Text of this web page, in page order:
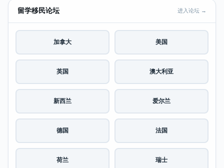
留学移民论坛 进入论坛 →
加拿大 美国
英国 澳大利亚
新西兰 爱尔兰
德国 法国
荷兰 瑞士